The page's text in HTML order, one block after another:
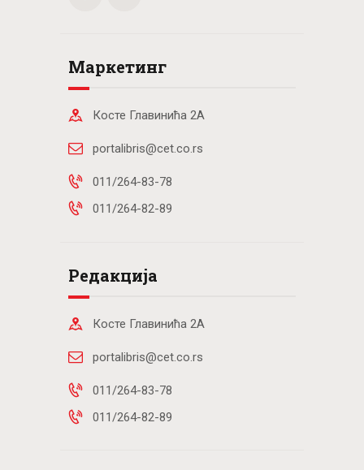
Маркетинг
Косте Главинића 2А
portalibris@cet.co.rs
011/264-83-78
011/264-82-89
Редакција
Косте Главинића 2А
portalibris@cet.co.rs
011/264-83-78
011/264-82-89